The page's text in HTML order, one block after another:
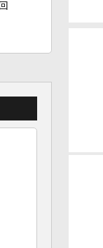
回